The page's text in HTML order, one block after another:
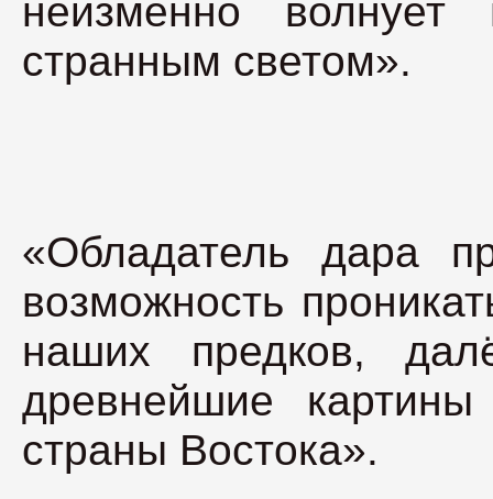
неизменно
странным светом».
«Обладатель дара
возможность
наших предков,
древнейшие
страны Востока».